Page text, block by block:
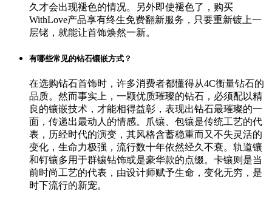
久才会出现褪色的情况。另外即使褪色了，购买
WithLove产品享有终生免费翻新服务，只要重新镀上一
层铑，就能让首饰焕然一新。
有哪些常见的钻石镶嵌方式？
在选购钻石首饰时，许多消费者都懂得从4C衡量钻石的
品质。然而事实上，一颗优质璀璨的钻石，必须配以精
良的镶嵌技术，才能相得益彰，表现出钻石最璀璨的一
面，传递出最动人的情感。爪镶、包镶是传统工艺的代
表，历经时代的演变，其风格含蓄稳重而又不失灵活的
变化，生命力极强，流行数十年依然经久不衰。轨道镶
和钉镶多用于群镶钻饰或是豪华款的点缀。卡镶则是当
前时尚工艺的代表，由设计师赋予生命，变化无穷，是
时下流行的新宠。